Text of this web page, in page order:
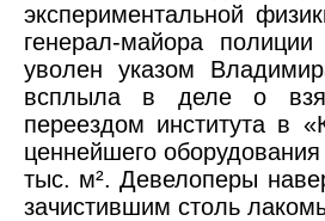
экспериментальной
генерал-майора
уволен указом
всплыла в деле о
переездом института в
ценнейшего
тыс. м². Девелоперы
зачистившим столь